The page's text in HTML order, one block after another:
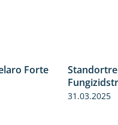
Forte
31.03.2025